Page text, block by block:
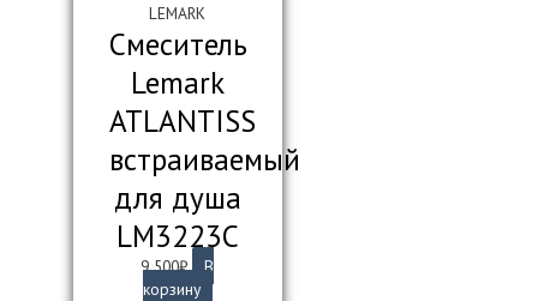
LEMARK
Смеситель
Lemark
ATLANTISS
встраиваемый
для душа
LM3223C
9 500₽
В
корзину